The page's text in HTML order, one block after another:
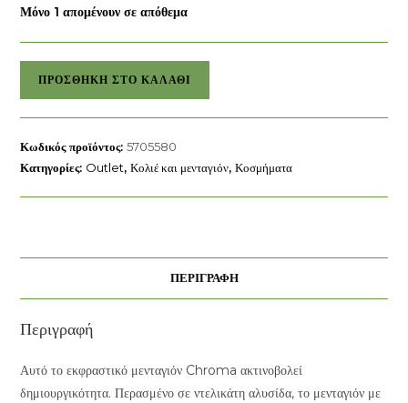
Μόνο 1 απομένουν σε απόθεμα
swarovski
ποσότητα
ΠΡΟΣΘΉΚΗ ΣΤΟ ΚΑΛΆΘΙ
Κωδικός προϊόντος:5705580
Κατηγορίες: Outlet,Κολιέ και μενταγιόν,Κοσμήματα
ΠΕΡΙΓΡΑΦΉ
Περιγραφή
Αυτό το εκφραστικό μενταγιόν Chroma ακτινοβολεί
δημιουργικότητα. Περασμένο σε ντελικάτη αλυσίδα, το μενταγιόν με